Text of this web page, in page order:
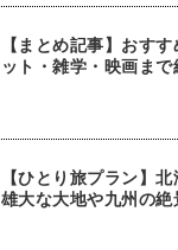
【まとめ記事】おす
ット・雑学・映画まで
【ひとり旅プラン】
雄大な大地や九州の絶